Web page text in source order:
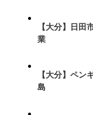
【大分】日田
業
【大分】ペン
島